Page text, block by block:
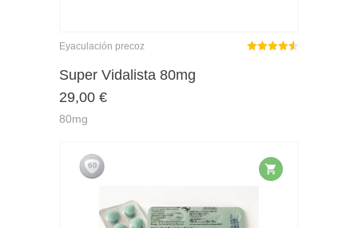
Eyaculación precoz
Super Vidalista 80mg
29,00 €
80mg